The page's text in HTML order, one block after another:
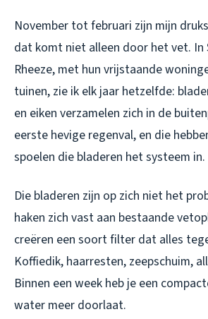
November tot februari zijn mijn
dat komt niet alleen door het vet. In
Rheeze, met hun vrijstaande
tuinen, zie ik elk jaar hetzelfde:
en eiken verzamelen zich in de
eerste hevige regenval, en die
spoelen die bladeren het systeem in.
Die bladeren zijn op zich niet het
haken zich vast aan bestaande
creëren een soort filter dat alles
Koffiedik, haarresten, zeepschuim,
Binnen een week heb je een
water meer doorlaat.